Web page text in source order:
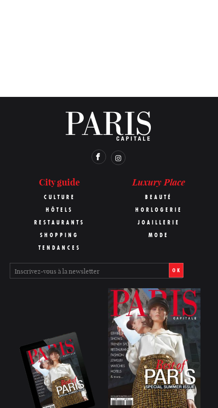
City guide
CULTURE
HÔTELS
RESTAURANTS
SHOPPING
TENDANCES
Luxury Place
BEAUTÉ
HORLOGERIE
JOAILLERIE
MODE
OK